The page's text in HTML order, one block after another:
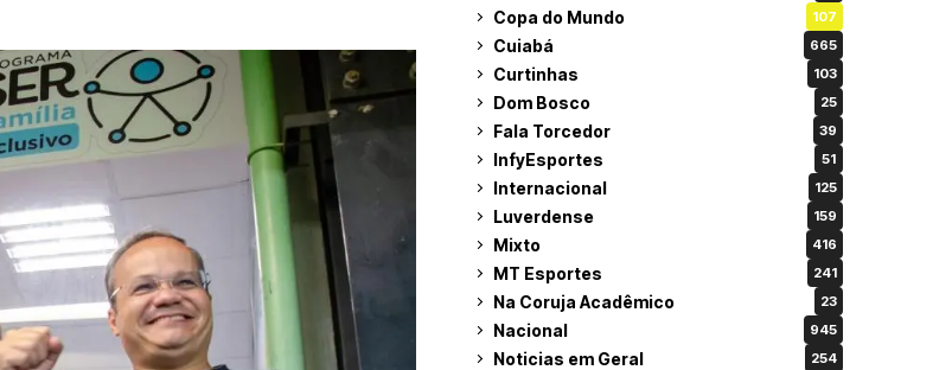
Copa do Mundo 107
Cuiabá 665
Curtinhas 103
Dom Bosco 25
Fala Torcedor 39
InfyEsportes 51
Internacional 125
Luverdense 159
Mixto 416
MT Esportes 241
Na Coruja Acadêmico 23
Nacional 945
Noticias em Geral 254